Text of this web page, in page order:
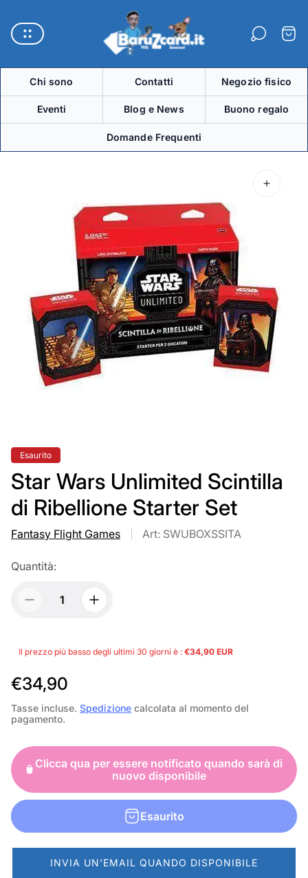
del
negozio"
Chi sono Contatti Negozio fisico
Eventi Blog e News Buono regalo
Domande Frequenti
Etichetta
del
prodotto:
Esaurito
Star Wars Unlimited Scintilla
di Ribellione Starter Set
Fantasy Flight Games Art: SWUBOXSSITA
Quantità:
Il prezzo più basso degli ultimi 30 giorni è : €34,90 EUR
P
r
e
z
z
o
n
o
r
€34,90
Tasse incluse. Spedizione calcolata al momento del
pagamento.
Clicca qua per essere notificato quando sarà di
nuovo disponibile
Esaurito
INVIA UN'EMAIL QUANDO DISPONIBILE